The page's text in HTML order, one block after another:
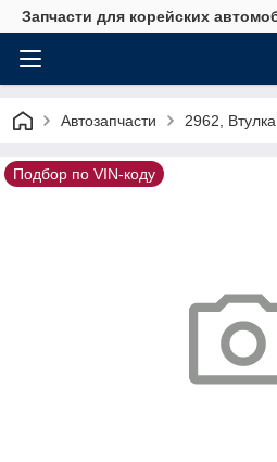
Запчасти для корейских
Автозапчасти 2962,
Подбор по VIN-коду